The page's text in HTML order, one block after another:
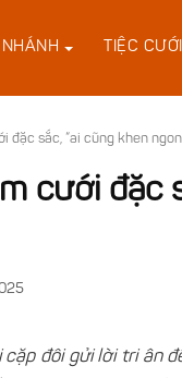
TIỆC CƯỚI
đặc sắc, “ai cũng khen
cưới đặc
đôi gửi lời tri ân